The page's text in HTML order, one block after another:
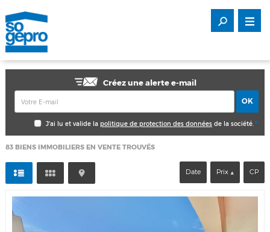
Créez une alerte e-mail
J'ai lu et valide la politique de protection des données de la société.*
83 BIENS IMMOBILIERS EN VENTE TROUVÉS
Date Prix CP